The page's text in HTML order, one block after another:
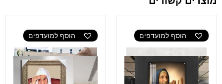
הוסף למועדפים הוסף למועדפים